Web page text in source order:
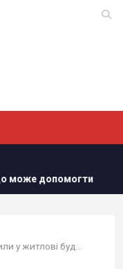
"Нам самим потрібні":